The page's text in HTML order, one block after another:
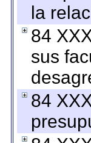
la
84
sus
84